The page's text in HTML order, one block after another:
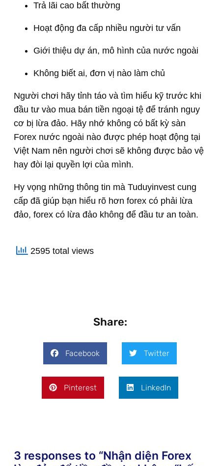
Trả lãi cao bất thường
Hoạt động đa cấp nhiều người tư vấn
Giới thiệu dự án, mô hình của nước ngoài
Không biết ai, đơn vị nào làm chủ
Người chơi hãy tỉnh táo và tìm hiểu kỹ trước khi
đầu tư vào mua bán tiền ngoại tệ để tránh nguy
cơ bị lừa đảo. Hãy nhớ không có bất kỳ sàn
Forex nước ngoài nào được phép hoạt động tại
Việt Nam nên người chơi sẽ không được bảo vệ
hay đòi lại quyền lợi của mình.
Hy vọng những thông tin mà Tuduyinvest cung
cấp đã giúp bạn hiểu rõ hơn forex có phải lừa
đảo, forex có lừa đảo không để đầu tư an toàn.
2595 total views
Share:
Facebook Twitter
Pinterest LinkedIn
3 responses to “Nhận diện Forex